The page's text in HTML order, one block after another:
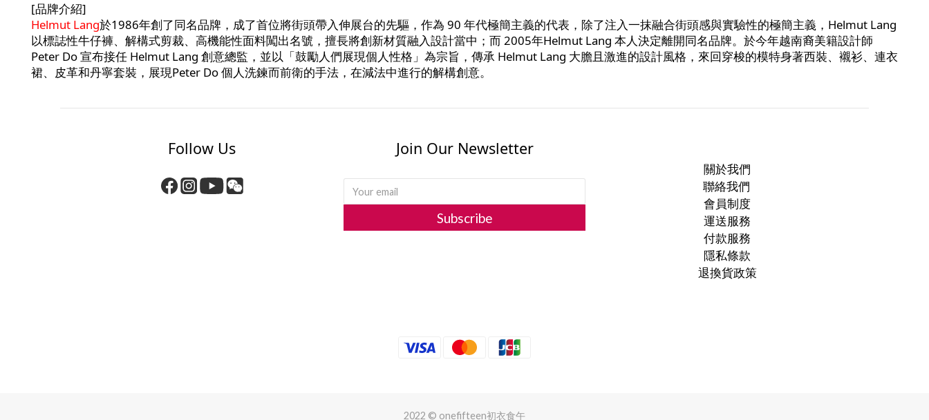
[品牌介紹]
Helmut Lang於1986年創了同名品牌，成了首位將街頭帶入伸展台的先驅，作為 90 年代極簡主義的代表，除了注入一抹融合街頭感與實驗性的極簡主義，Helmut Lang
以標誌性牛仔褲、解構式剪裁、高機能性面料闖出名號，擅長將創新材質融入設計當中；而 2005年Helmut Lang 本人決定離開同名品牌。於今年越南裔美籍設計師
Peter Do 宣布接任 Helmut Lang 創意總監，並以「鼓勵人們展現個人性格」為宗旨，傳承 Helmut Lang 大膽且激進的設計風格，來回穿梭的模特身著西裝、襯衫、連衣
裙、皮革和丹寧套裝，展現Peter Do 個人洗鍊而前衛的手法，在減法中進行的解構創意。
Follow Us Join Our Newsletter
Subscribe
關於我們
聯絡我們
會員制度
運送服務
付款服務
隱私條款
退換貨政策
2022 © onefifteen初衣食午